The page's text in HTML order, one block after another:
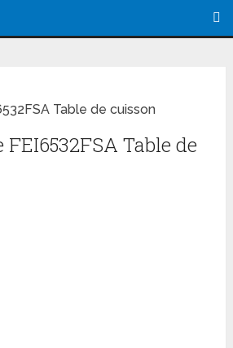
Table de cuisson
Table de